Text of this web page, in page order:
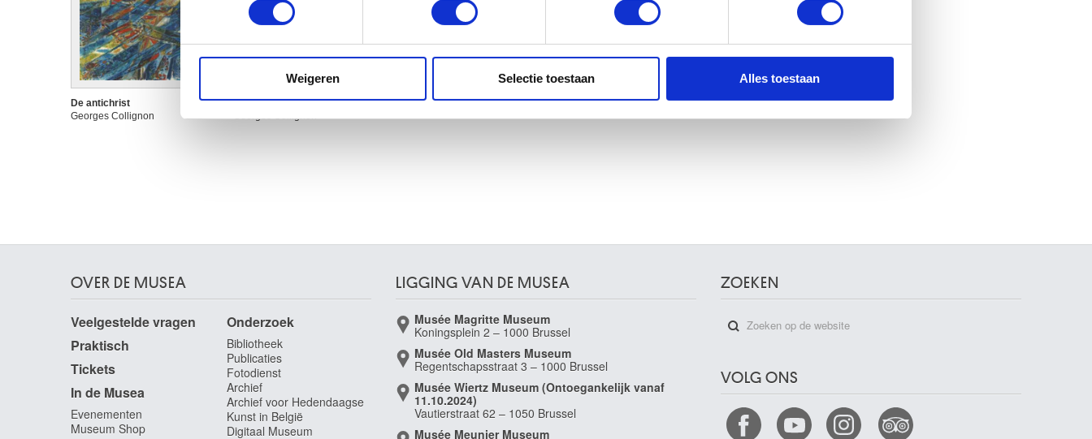
media, adverteren en analyse. Deze partners kunnen deze gegevens combineren met andere informatie die u aan ze heeft
Weigeren Selectie toestaan Alles toestaan
De antichrist
Georges Collignon
Gehaast ritme
Georges Collignon
OVER DE MUSEA
Veelgestelde vragen
Praktisch
Tickets
In de Musea
Evenementen
Museum Shop
Onderzoek
Bibliotheek
Publicaties
Fotodienst
Archief
Archief voor Hedendaagse
Kunst in België
Digitaal Museum
LIGGING VAN DE MUSEA
Musée Magritte Museum
Koningsplein 2 – 1000 Brussel
Musée Old Masters Museum
Regentschapsstraat 3 – 1000 Brussel
Musée Wiertz Museum (Ontoegankelijk vanaf
11.10.2024)
Vautierstraat 62 – 1050 Brussel
Musée Meunier Museum
ZOEKEN
VOLG ONS